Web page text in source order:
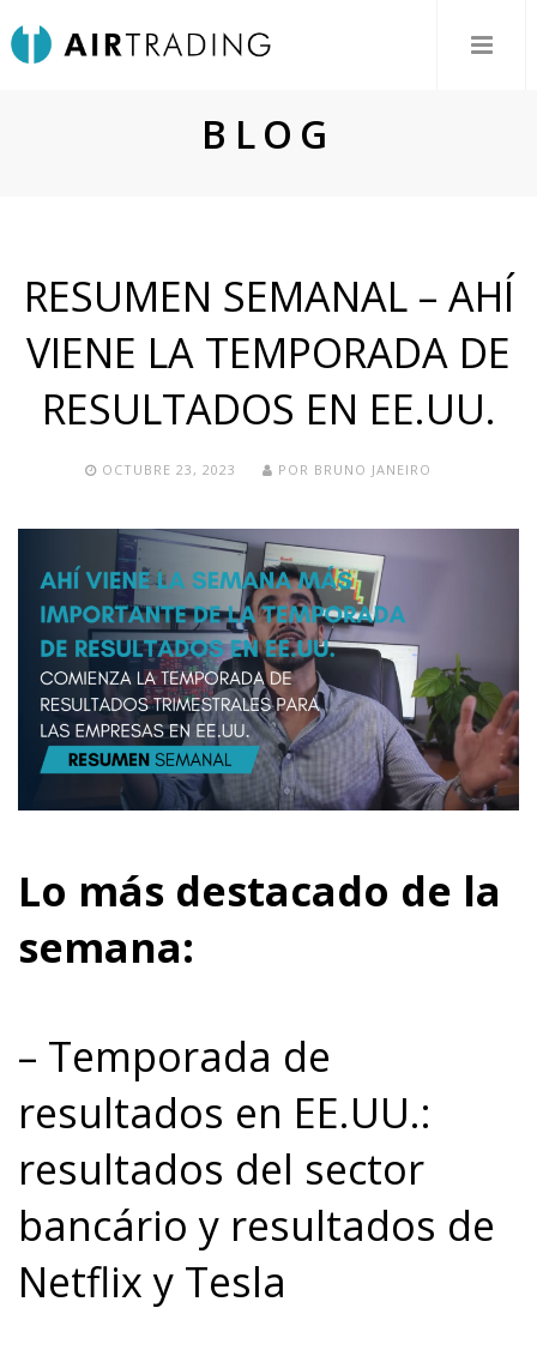
BLOG
RESUMEN SEMANAL – AHÍ
VIENE LA TEMPORADA DE
RESULTADOS EN EE.UU.
OCTUBRE 23, 2023 POR BRUNO JANEIRO
Lo más destacado de la
semana:
– Temporada de
resultados en EE.UU.:
resultados del sector
bancário y resultados de
Netflix y Tesla